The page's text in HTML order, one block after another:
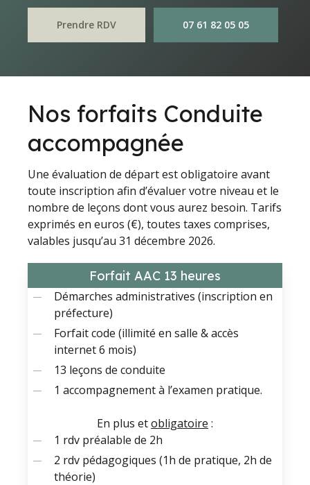
Prendre RDV 07 61 82 05 05
Nos forfaits Conduite
accompagnée
Une évaluation de départ est obligatoire avant
toute inscription afin d’évaluer votre niveau et le
nombre de leçons dont vous aurez besoin. Tarifs
exprimés en euros (€), toutes taxes comprises,
valables jusqu’au 31 décembre 2026.
Forfait AAC 13 heures
Démarches administratives (inscription en
préfecture)
Forfait code (illimité en salle & accès
internet 6 mois)
13 leçons de conduite
1 accompagnement à l’examen pratique.
En plus etobligatoire :
1 rdv préalable de 2h
2 rdv pédagogiques (1h de pratique, 2h de
théorie)